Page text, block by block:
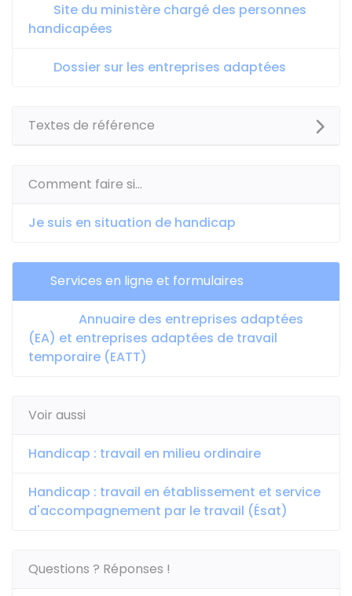
Site du ministère chargé des personnes
handicapées
Dossier sur les entreprises adaptées
Textes de référence
Comment faire si...
Je suis en situation de handicap
Services en ligne et formulaires
Annuaire des entreprises adaptées
(EA) et entreprises adaptées de travail
temporaire (EATT)
Voir aussi
Handicap : travail en milieu ordinaire
Handicap : travail en établissement et service
d'accompagnement par le travail (Ésat)
Questions ? Réponses !